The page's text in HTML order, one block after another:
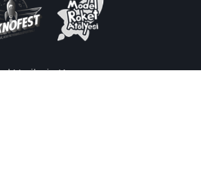
Verilerin Korunması